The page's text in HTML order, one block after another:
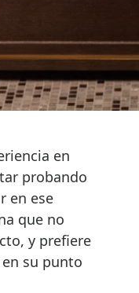
en
probando
en ese
que no
y prefiere
su punto